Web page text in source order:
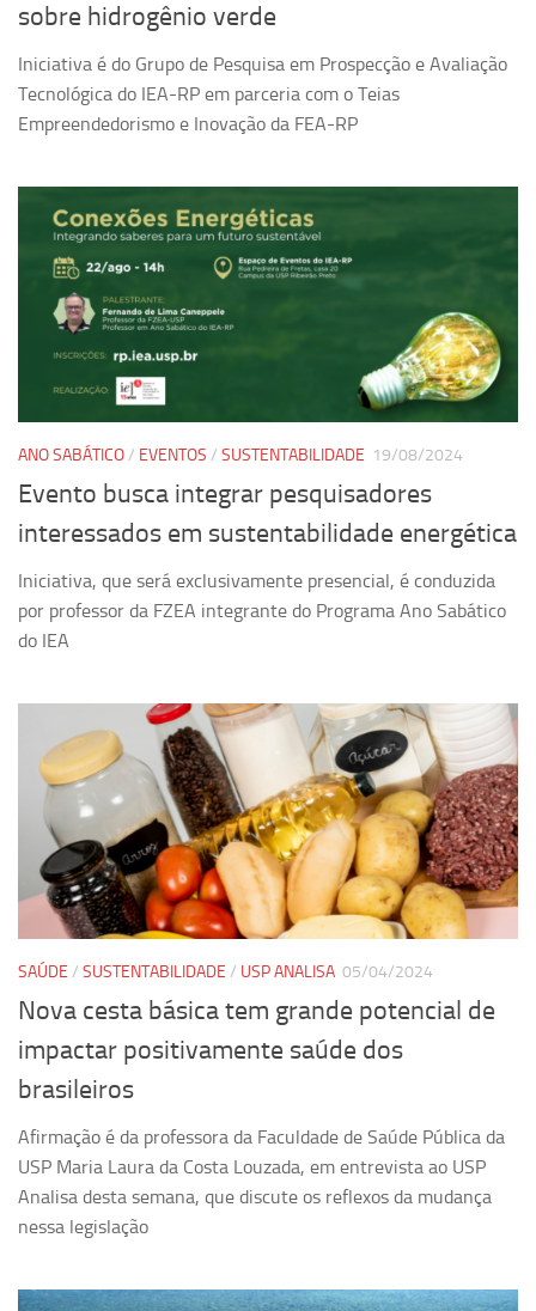
Geciane Silveira Porto
Maria Paula Costa Bertran
Professor Sênior
Institucional
Polo Ribeirão Preto
Equipe
Estrutura do polo
Espaço de Eventos
Projetos
USP Analisa
Publicações
Documentos
Relatórios
Revista Estudos Avançados
Espaço Cultural
Contato
Newsletter
sobre hidrogênio verde
Iniciativa é do Grupo de Pesquisa em Prospecção e Avaliação
Tecnológica do IEA-RP em parceria com o Teias
Empreendedorismo e Inovação da FEA-RP
ANO SABÁTICO/ EVENTOS / SUSTENTABILIDADE 19/08/2024
Evento busca integrar pesquisadores
interessados em sustentabilidade energética
Iniciativa, que será exclusivamente presencial, é conduzida
por professor da FZEA integrante do Programa Ano Sabático
do IEA
SAÚDE / SUSTENTABILIDADE / USP ANALISA 05/04/2024
Nova cesta básica tem grande potencial de
impactar positivamente saúde dos
brasileiros
Afirmação é da professora da Faculdade de Saúde Pública da
USP Maria Laura da Costa Louzada, em entrevista ao USP
Analisa desta semana, que discute os reflexos da mudança
nessa legislação